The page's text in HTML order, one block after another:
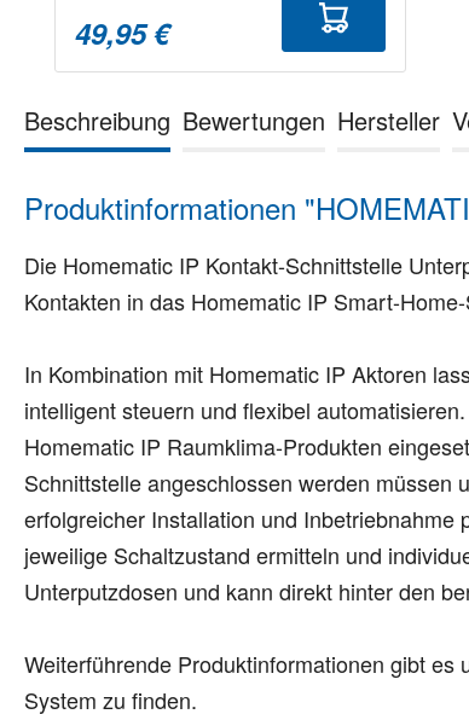
49,95 €
Beschreibung Bewertungen Hersteller
Produktinformationen
Die Homematic IP Kontakt-Schnittstelle
Kontakten in das Homematic IP Smart-
In Kombination mit Homematic IP Aktoren
intelligent steuern und flexibel
Homematic IP Raumklima-Produkten
Schnittstelle angeschlossen werden müssen
erfolgreicher Installation und
jeweilige Schaltzustand ermitteln und
Unterputzdosen und kann direkt hinter den
Weiterführende Produktinformationen gibt
System zu finden.